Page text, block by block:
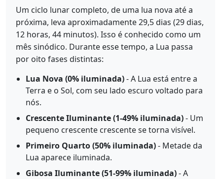
Um ciclo lunar completo, de uma lua nova até a
próxima, leva aproximadamente 29,5 dias (29 dias,
12 horas, 44 minutos). Isso é conhecido como um
mês sinódico. Durante esse tempo, a Lua passa
por oito fases distintas:
Lua Nova (0% iluminada)- A Lua está entre a
Terra e o Sol, com seu lado escuro voltado para
nós.
Crescente Iluminante (1-49% iluminada)- Um
pequeno crescente crescente se torna visível.
Primeiro Quarto (50% iluminada)- Metade da
Lua aparece iluminada.
Gibosa Iluminante (51-99% iluminada)- A